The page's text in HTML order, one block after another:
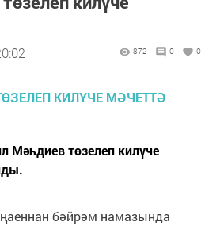
872 0 0
Мәһдиев төзелеп килүче
бәйрәм намазында